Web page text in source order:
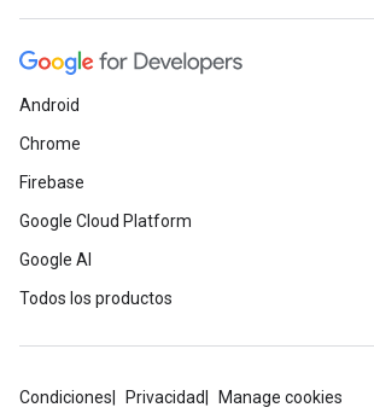
Android
Chrome
Firebase
Google Cloud Platform
Google AI
Todos los productos
Condiciones Privacidad Manage cookies